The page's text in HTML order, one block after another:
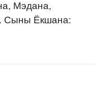
Мэдана,
Сыны Ёкшана: